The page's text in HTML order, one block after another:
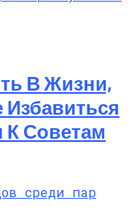
В Жизни,
К Советам